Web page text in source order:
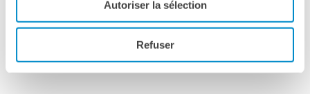
Autoriser la sélection
Refuser
dell’Institut français Milano una selezione di opere tratte
dal lavoro che l’autore realizza dal 2000 sui